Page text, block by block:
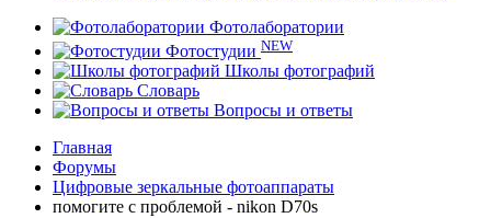
Фотолаборатории
Фотостудии NEW
Школы фотографий
Словарь
Вопросы и ответы
Главная
Форумы
Цифровые зеркальные фотоаппараты
помогите с проблемой - nikon D70s